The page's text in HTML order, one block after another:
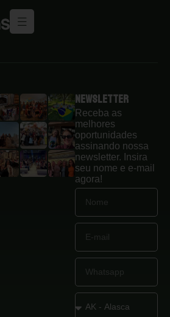
Newsletter
Receba as
melhores
oportunidades
assinando nossa
newsletter. Insira
seu nome e e-mail
agora!